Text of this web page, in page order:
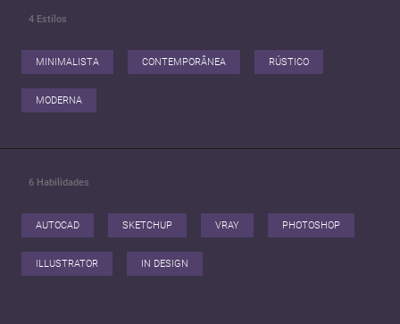
4 Estilos
MINIMALISTA CONTEMPORÂNEA RÚSTICO
MODERNA
6 Habilidades
AUTOCAD SKETCHUP VRAY PHOTOSHOP
ILLUSTRATOR IN DESIGN